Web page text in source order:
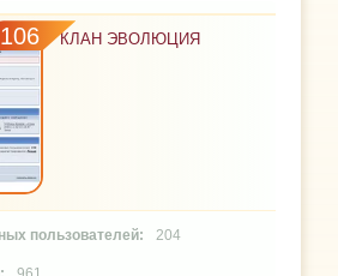
106 КЛАН ЭВОЛЮЦИЯ
204